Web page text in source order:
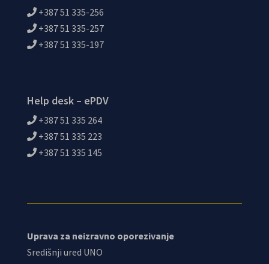
+387 51 335-256
+387 51 335-257
+387 51 335-197
Help desk – ePDV
+387 51 335 264
+387 51 335 223
+387 51 335 145
Uprava za neizravno oporezivanje
Središnji ured UNO